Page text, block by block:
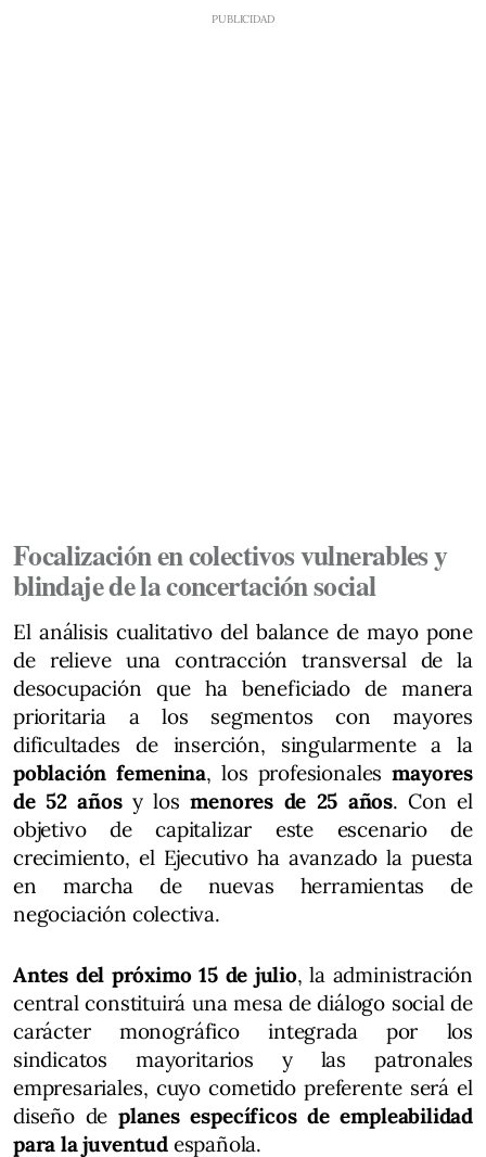
Focalización en colectivos vulnerables y
blindaje de la concertación social
El análisis cualitativo del balance de mayo pone
de relieve una contracción transversal de la
desocupación que ha beneficiado de manera
prioritaria a los segmentos con mayores
dificultades de inserción, singularmente a la
población femenina, los profesionales mayores
de 52 añosy losmenores de 25 años. Con el
objetivo de capitalizar este escenario de
crecimiento, el Ejecutivo ha avanzado la puesta
en marcha de nuevas herramientas de
negociación colectiva.
Antes del próximo 15 de julio, la administración
central constituirá una mesa de diálogo social de
carácter monográfico integrada por los
sindicatos mayoritarios y las patronales
empresariales, cuyo cometido preferente será el
diseño de planes específicos de empleabilidad
para la juventudespañola.